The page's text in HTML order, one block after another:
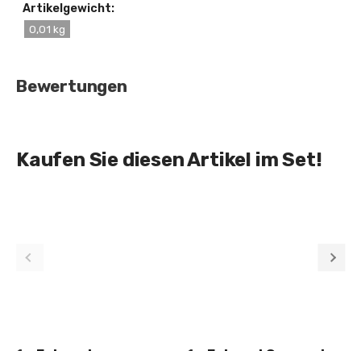
Artikelgewicht:
0,01 kg
Bewertungen
Kaufen Sie diesen Artikel im Set!